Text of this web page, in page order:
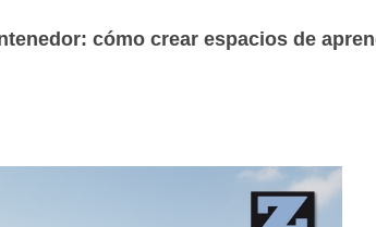
cómo crear espacios de